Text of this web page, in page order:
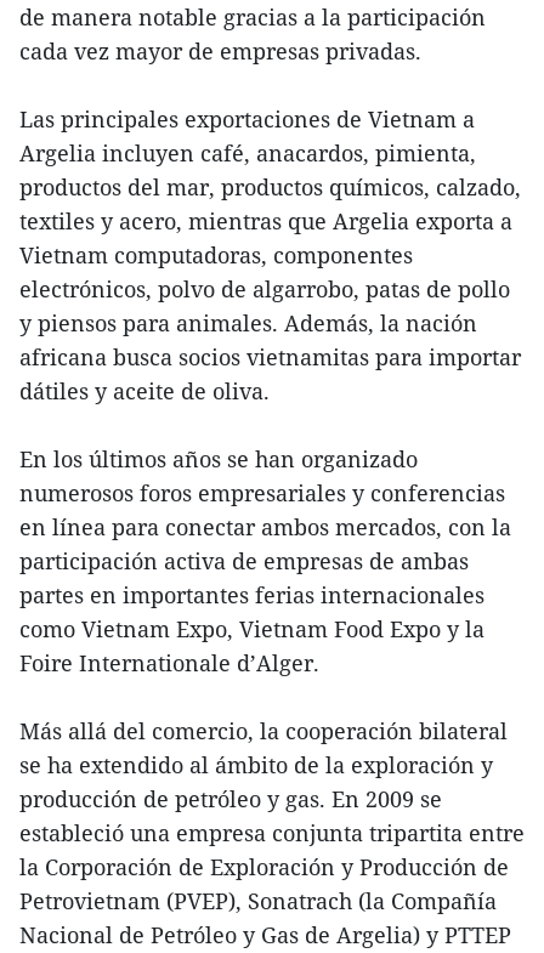
de manera notable gracias a la participación
cada vez mayor de empresas privadas.
Las principales exportaciones de Vietnam a
Argelia incluyen café, anacardos, pimienta,
productos del mar, productos químicos, calzado,
textiles y acero, mientras que Argelia exporta a
Vietnam computadoras, componentes
electrónicos, polvo de algarrobo, patas de pollo
y piensos para animales. Además, la nación
africana busca socios vietnamitas para importar
dátiles y aceite de oliva.
En los últimos años se han organizado
numerosos foros empresariales y conferencias
en línea para conectar ambos mercados, con la
participación activa de empresas de ambas
partes en importantes ferias internacionales
como Vietnam Expo, Vietnam Food Expo y la
Foire Internationale d’Alger.
Más allá del comercio, la cooperación bilateral
se ha extendido al ámbito de la exploración y
producción de petróleo y gas. En 2009 se
estableció una empresa conjunta tripartita entre
la Corporación de Exploración y Producción de
Petrovietnam (PVEP), Sonatrach (la Compañía
Nacional de Petróleo y Gas de Argelia) y PTTEP